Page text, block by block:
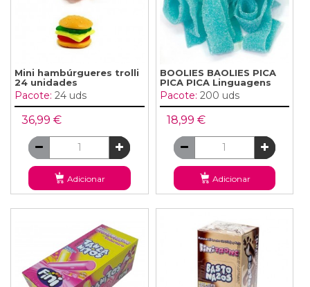
Mini hambúrgueres trolli
24 unidades
Pacote: 24 uds
36,99 €
Adicionar
BOOLIES BAOLIES PICA
PICA PICA Linguagens
Pacote: 200 uds
18,99 €
Adicionar